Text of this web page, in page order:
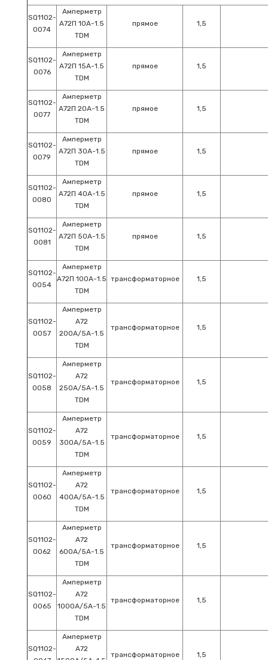
SQ1102-
0074
Амперметр
А72П 10А-1.5
TDM
прямое 1,5
SQ1102-
0076
Амперметр
А72П 15А-1.5
TDM
прямое 1,5
SQ1102-
0077
Амперметр
А72П 20А-1.5
TDM
прямое 1,5
SQ1102-
0079
Амперметр
А72П 30А-1.5
TDM
прямое 1,5
SQ1102-
0080
Амперметр
А72П 40А-1.5
TDM
прямое 1,5
SQ1102-
0081
Амперметр
А72П 50А-1.5
TDM
прямое 1,5
SQ1102-
0054
Амперметр
А72П 100А-1.5
TDM
трансформаторное 1,5
SQ1102-
0057
Амперметр
А72
200А/5А-1.5
TDM
трансформаторное 1,5
SQ1102-
0058
Амперметр
А72
250А/5А-1.5
TDM
трансформаторное 1,5
SQ1102-
0059
Амперметр
А72
300А/5А-1.5
TDM
трансформаторное 1,5
SQ1102-
0060
Амперметр
А72
400А/5А-1.5
TDM
трансформаторное 1,5
SQ1102-
0062
Амперметр
А72
600А/5А-1.5
TDM
трансформаторное 1,5
SQ1102-
0065
Амперметр
А72
1000А/5А-1.5
TDM
трансформаторное 1,5
SQ1102-
Амперметр
А72
трансформаторное 1,5